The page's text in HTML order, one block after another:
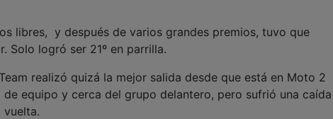
libres, y después de varios grandes premios, tuvo que
Solo logró ser 21º en parrilla.
realizó quizá la mejor salida desde que está en Moto 2
equipo y cerca del grupo delantero, pero sufrió una caída
vuelta.